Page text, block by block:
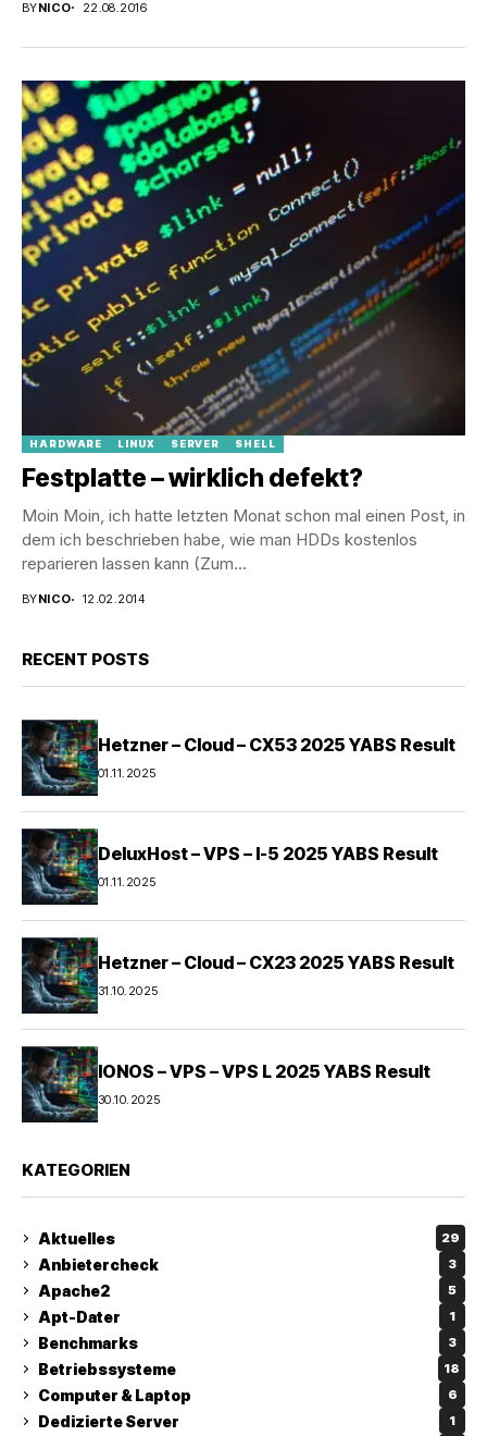
BYNICO 22.08.2016
HARDWARE LINUX SERVER SHELL
Festplatte – wirklich defekt?
Moin Moin, ich hatte letzten Monat schon mal einen Post, in
dem ich beschrieben habe, wie man HDDs kostenlos
reparieren lassen kann (Zum...
BYNICO 12.02.2014
RECENT POSTS
Hetzner – Cloud – CX53 2025 YABS Result
01.11.2025
DeluxHost – VPS – I-5 2025 YABS Result
01.11.2025
Hetzner – Cloud – CX23 2025 YABS Result
31.10.2025
IONOS – VPS – VPS L 2025 YABS Result
30.10.2025
KATEGORIEN
Aktuelles 29
Anbietercheck 3
Apache2 5
Apt-Dater 1
Benchmarks 3
Betriebssysteme 18
Computer & Laptop 6
Dedizierte Server 1